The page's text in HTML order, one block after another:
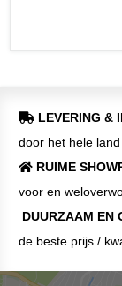
LEVERING &
door het hele land
RUIME
voor en
DUURZAAM EN
de beste prijs /